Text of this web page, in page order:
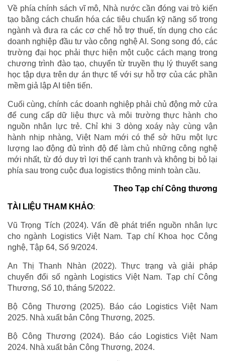
Về phía chính sách vĩ mô, Nhà nước cần đóng vai trò kiến
tạo bằng cách chuẩn hóa các tiêu chuẩn kỹ năng số trong
ngành và đưa ra các cơ chế hỗ trợ thuế, tín dụng cho các
doanh nghiệp đầu tư vào công nghệ AI. Song song đó, các
trường đại học phải thực hiện một cuộc cách mạng trong
chương trình đào tạo, chuyển từ truyền thụ lý thuyết sang
học tập dựa trên dự án thực tế với sự hỗ trợ của các phần
mềm giả lập AI tiên tiến.
Cuối cùng, chính các doanh nghiệp phải chủ động mở cửa
để cung cấp dữ liệu thực và môi trường thực hành cho
nguồn nhân lực trẻ. Chỉ khi 3 dòng xoáy này cùng vận
hành nhịp nhàng, Việt Nam mới có thể sở hữu một lực
lượng lao động đủ trình độ để làm chủ những công nghệ
mới nhất, từ đó duy trì lợi thế cạnh tranh và không bị bỏ lại
phía sau trong cuộc đua logistics thông minh toàn cầu.
Theo Tạp chí Công thương
TÀI LIỆU THAM KHẢO:
Vũ Trọng Tích (2024). Vấn đề phát triển nguồn nhân lực
cho ngành Logistics Việt Nam. Tạp chí Khoa học Công
nghệ, Tập 64, Số 9/2024.
An Thị Thanh Nhàn (2022). Thực trạng và giải pháp
chuyển đổi số ngành Logistics Việt Nam. Tạp chí Công
Thương, Số 10, tháng 5/2022.
Bộ Công Thương (2025). Báo cáo Logistics Việt Nam
2025. Nhà xuất bản Công Thương, 2025.
Bộ Công Thương (2024). Báo cáo Logistics Việt Nam
2024. Nhà xuất bản Công Thương, 2024.